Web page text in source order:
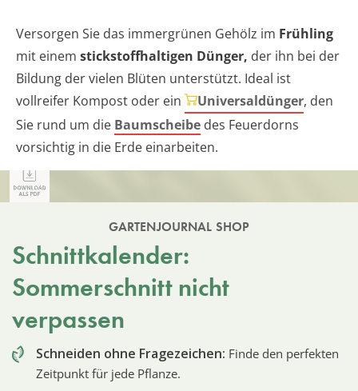
Versorgen Sie das immergrünen Gehölz im Frühling
mit einem stickstoffhaltigen Dünger, der ihn bei der
Bildung der vielen Blüten unterstützt. Ideal ist
vollreifer Kompost oder ein
Universaldünger, den
Sie rund um die Baumscheibe des Feuerdorns
vorsichtig in die Erde einarbeiten.
GARTENJOURNAL SHOP
Schnittkalender:
Sommerschnitt nicht
verpassen
Schneiden ohne Fragezeichen: Finde den perfekten
Zeitpunkt für jede Pflanze.